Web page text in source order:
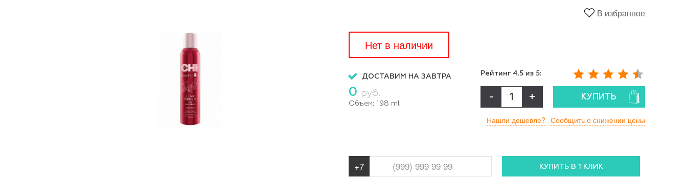
В избранное
Нет в наличии
ДОСТАВИМ НА ЗАВТРА Рейтинг 4.5 из 5:
0 руб.
Объем: 198 ml
- + КУПИТЬ
Нашли дешевле? Сообщить о снижении цены